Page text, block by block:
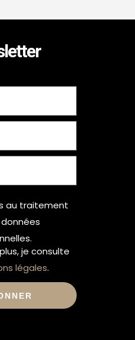
au traitement
je consulte
légales.